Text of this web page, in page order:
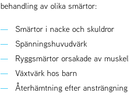
behandling av olika smärtor:
Smärtor i nacke och skuldror
Spänningshuvudvärk
Ryggsmärtor orsakade av
Växtvärk hos barn
Återhämtning efter ansträngning